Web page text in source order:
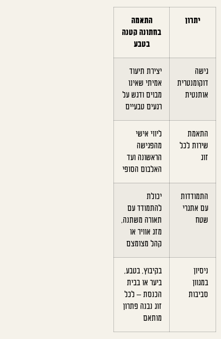
יתרון
התאמה
בחתונה קטנה
בטבע
גישה
דוקומנטרית
אותנטית
יצירת תיעוד
אמיתי שאינו
מבוים ודגש על
רגעים טבעיים
התאמת
שירות לכל
זוג
ליווי אישי
מהפגישה
הראשונה ועד
האלבום הסופי
התמודדות
עם אתגרי
שטח
יכולת
להתמודד עם
תאורה משתנה,
מזג אוויר או
קהל מצומצם
ניסיון
במגוון
סביבות
בקיבוץ, בטבע,
ביער או בבית
הכנסת – לכל
זוג נבנה פתרון
מותאם